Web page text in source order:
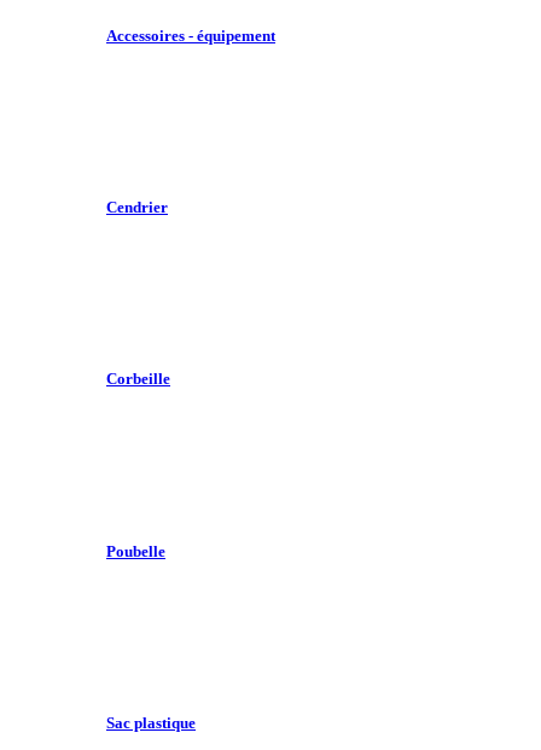
Accessoires - équipement
Cendrier
Corbeille
Poubelle
Sac plastique